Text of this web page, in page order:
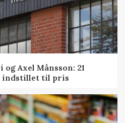
Axel Månsson: 21
indstillet til pris